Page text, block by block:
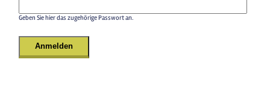
Geben Sie hier das zugehörige Passwort an.